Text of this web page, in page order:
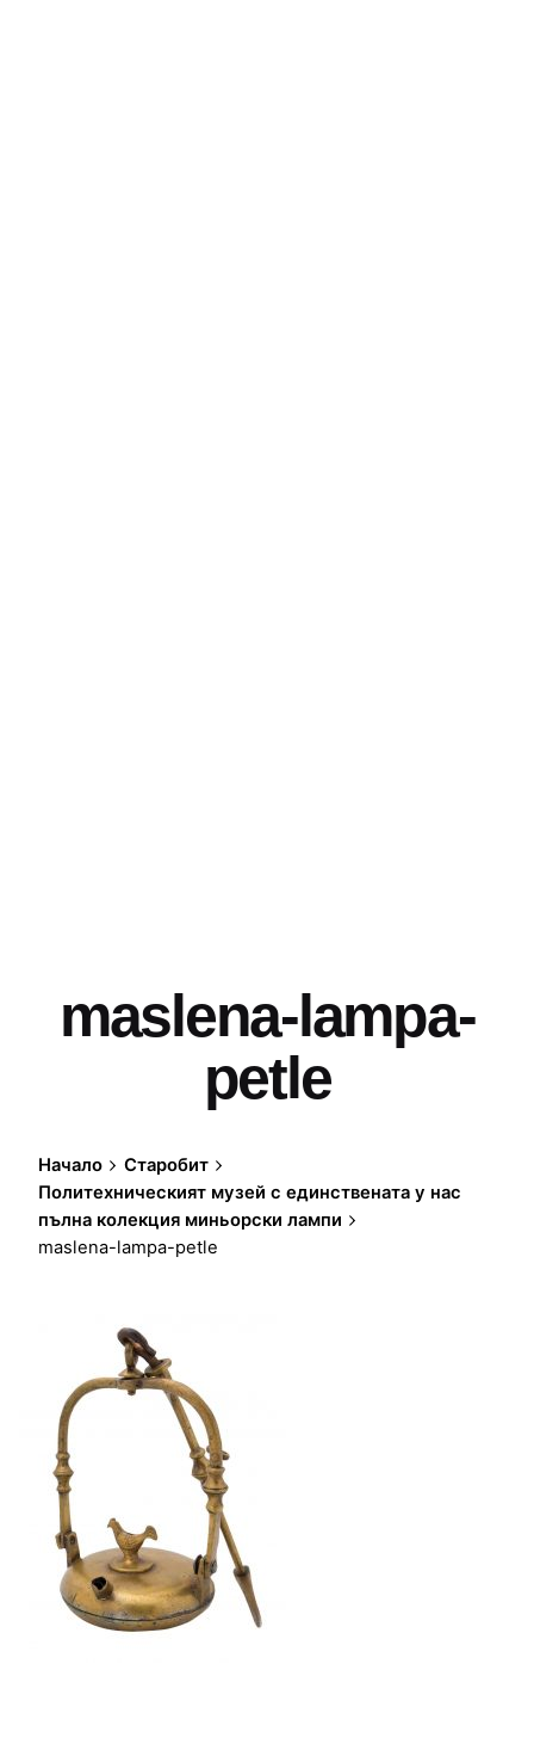
maslena-lampa-
petle
Начало
Старобит
Политехническият музей с единствената у нас
пълна колекция миньорски лампи
maslena-lampa-petle